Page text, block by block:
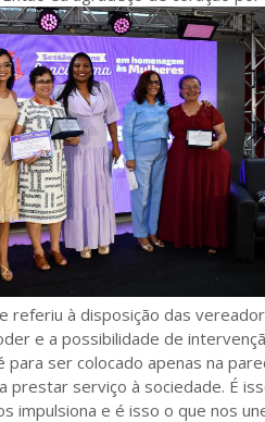
referiu à disposição das
e a possibilidade de
para ser colocado apenas na
prestar serviço à sociedade. É
impulsiona e é isso o que nos